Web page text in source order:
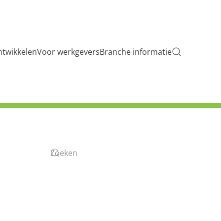
Voor werkgeversBranche informatie